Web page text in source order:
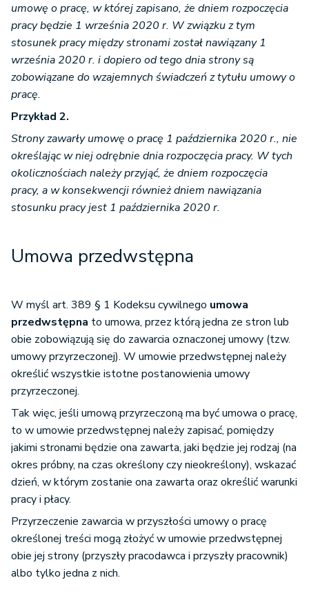
umowę o pracę, w której zapisano, że dniem rozpoczęcia
pracy będzie 1 września 2020 r. W związku z tym
stosunek pracy między stronami został nawiązany 1
września 2020 r. i dopiero od tego dnia strony są
zobowiązane do wzajemnych świadczeń z tytułu umowy o
pracę.
Przykład 2.
Strony zawarły umowę o pracę 1 października 2020 r., nie
określając w niej odrębnie dnia rozpoczęcia pracy. W tych
okolicznościach należy przyjąć, że dniem rozpoczęcia
pracy, a w konsekwencji również dniem nawiązania
stosunku pracy jest 1 października 2020 r.
Umowa przedwstępna
W myśl art. 389 § 1 Kodeksu cywilnego umowa
przedwstępna to umowa, przez którą jedna ze stron lub
obie zobowiązują się do zawarcia oznaczonej umowy (tzw.
umowy przyrzeczonej). W umowie przedwstępnej należy
określić wszystkie istotne postanowienia umowy
przyrzeczonej.
Tak więc, jeśli umową przyrzeczoną ma być umowa o pracę,
to w umowie przedwstępnej należy zapisać, pomiędzy
jakimi stronami będzie ona zawarta, jaki będzie jej rodzaj (na
okres próbny, na czas określony czy nieokreślony), wskazać
dzień, w którym zostanie ona zawarta oraz określić warunki
pracy i płacy.
Przyrzeczenie zawarcia w przyszłości umowy o pracę
określonej treści mogą złożyć w umowie przedwstępnej
obie jej strony (przyszły pracodawca i przyszły pracownik)
albo tylko jedna z nich.